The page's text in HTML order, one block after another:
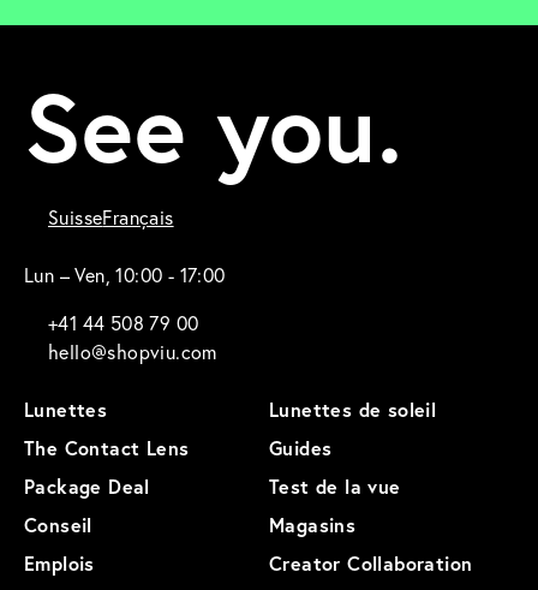
See you.
SuisseFrançais
Lun – Ven, 10:00 - 17:00
+41 44 508 79 00
hello@shopviu.com
Lunettes
Lunettes de soleil
The Contact Lens
Guides
Package Deal
Test de la vue
Conseil
Magasins
Emplois
Creator Collaboration